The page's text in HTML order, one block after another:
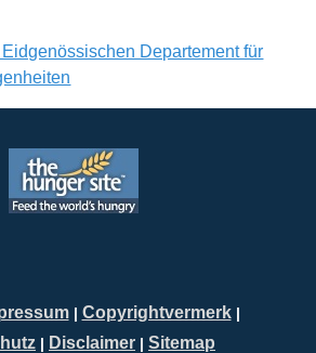
Departement für
| Copyrightvermerk|
| Disclaimer | Sitemap